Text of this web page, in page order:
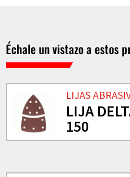
Échale un vistazo a estos
LIJAS
LIJA
150